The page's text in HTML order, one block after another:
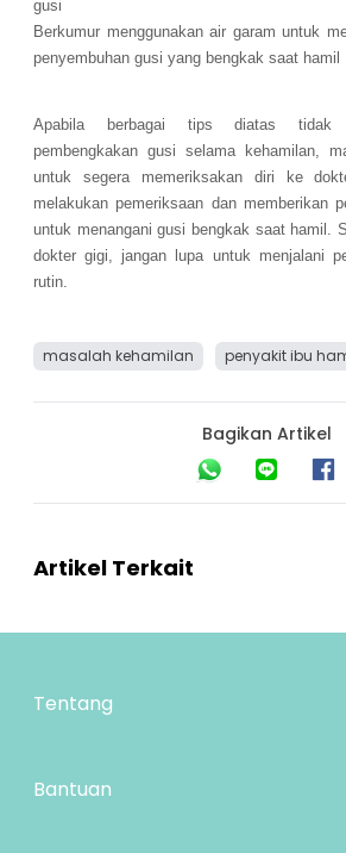
gusi
Berkumur menggunakan air garam untuk
penyembuhan gusi yang bengkak saat hamil
Apabila berbagai tips diatas tidak
pembengkakan gusi selama kehamilan,
untuk segera memeriksakan diri ke
melakukan pemeriksaan dan memberikan
untuk menangani gusi bengkak saat hamil.
dokter gigi, jangan lupa untuk menjalani
rutin.
masalah kehamilan penyakit ibu
Bagikan Artikel
Artikel Terkait
Tentang
Lokasi Toko
Bantuan